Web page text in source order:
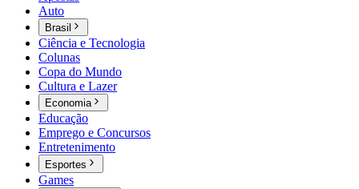
Auto
Brasil
Ciência e Tecnologia
Colunas
Copa do Mundo
Cultura e Lazer
Economia
Educação
Emprego e Concursos
Entretenimento
Esportes
Games